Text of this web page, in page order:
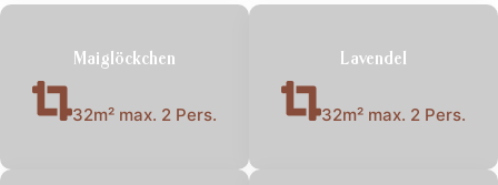
Maiglöckchen
32m² max. 2 Pers.
Lavendel
32m² max. 2 Pers.